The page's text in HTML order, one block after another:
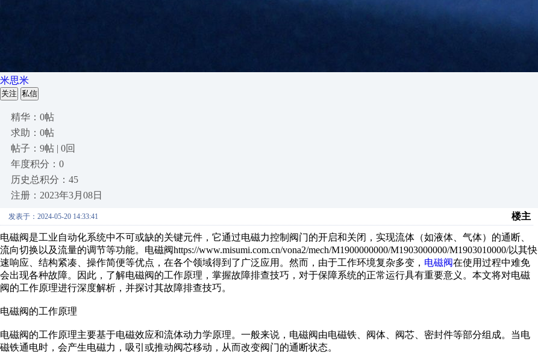
米思米
关注 私信
精华：0帖
求助：0帖
帖子：9帖 | 0回
年度积分：0
历史总积分：45
注册：2023年3月08日
发表于：2024-05-20 14:33:41 楼主
电磁阀是工业自动化系统中不可或缺的关键元件，它通过电磁力控制阀门的开启和关闭，实现流体（如液体、气体）的通断、
流向切换以及流量的调节等功能。电磁阀https://www.misumi.com.cn/vona2/mech/M1900000000/M1903000000/M1903010000/以其快
速响应、结构紧凑、操作简便等优点，在各个领域得到了广泛应用。然而，由于工作环境复杂多变， 电磁阀在使用过程中难免
会出现各种故障。因此，了解电磁阀的工作原理，掌握故障排查技巧，对于保障系统的正常运行具有重要意义。本文将对电磁
阀的工作原理进行深度解析，并探讨其故障排查技巧。
电磁阀的工作原理
电磁阀的工作原理主要基于电磁效应和流体动力学原理。一般来说，电磁阀由电磁铁、阀体、阀芯、密封件等部分组成。当电
磁铁通电时，会产生电磁力，吸引或推动阀芯移动，从而改变阀门的通断状态。